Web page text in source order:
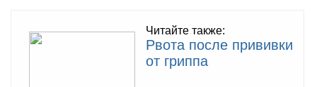
Читайте также:
Рвота после прививки
от гриппа